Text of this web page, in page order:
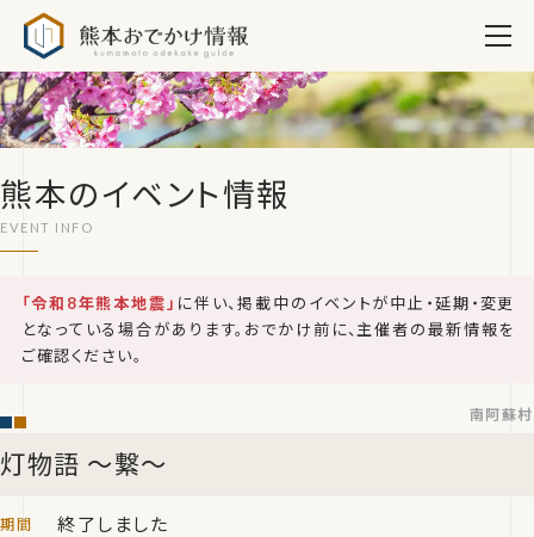
熊本のイベント情報
「令和8年熊本地震」 に伴い、掲載中のイベントが中止・延期・変更
となっている場合があります。おでかけ前に、主催者の最新情報を
ご確認ください。
灯物語 ～繋～
南阿蘇村
終了しました